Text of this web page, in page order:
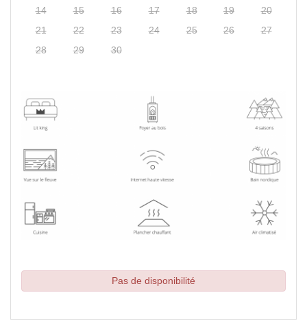
14
15 16 17 18 19
20
21
22 23 24 25 26
27
28
29 30
Pas de disponibilité